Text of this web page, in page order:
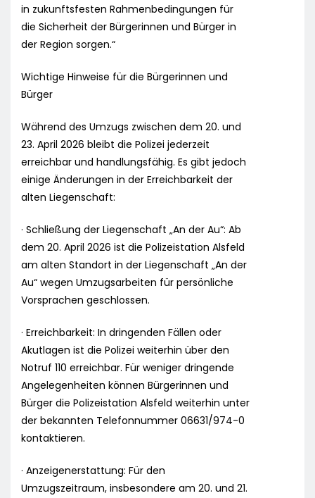
in zukunftsfesten Rahmenbedingungen für
die Sicherheit der Bürgerinnen und Bürger in
der Region sorgen.“
Wichtige Hinweise für die Bürgerinnen und
Bürger
Während des Umzugs zwischen dem 20. und
23. April 2026 bleibt die Polizei jederzeit
erreichbar und handlungsfähig. Es gibt jedoch
einige Änderungen in der Erreichbarkeit der
alten Liegenschaft:
· Schließung der Liegenschaft „An der Au“: Ab
dem 20. April 2026 ist die Polizeistation Alsfeld
am alten Standort in der Liegenschaft „An der
Au“ wegen Umzugsarbeiten für persönliche
Vorsprachen geschlossen.
· Erreichbarkeit: In dringenden Fällen oder
Akutlagen ist die Polizei weiterhin über den
Notruf 110 erreichbar. Für weniger dringende
Angelegenheiten können Bürgerinnen und
Bürger die Polizeistation Alsfeld weiterhin unter
der bekannten Telefonnummer 06631/974-0
kontaktieren.
· Anzeigenerstattung: Für den
Umzugszeitraum, insbesondere am 20. und 21.